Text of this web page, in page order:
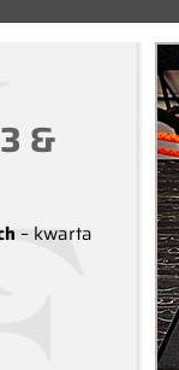
&
– kwarta